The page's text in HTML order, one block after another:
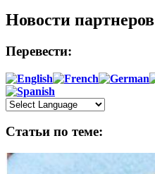
Новости партнеров
Перевести:
Статьи по теме: